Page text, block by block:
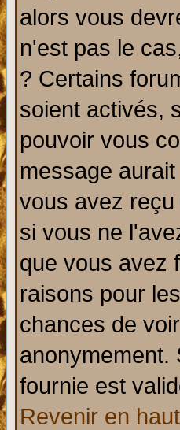
alors vous
n'est pas le
? Certains
soient activés,
pouvoir vous
message
vous avez
si vous ne
que vous avez
raisons pour
chances de
anonymement.
fournie est
Revenir en